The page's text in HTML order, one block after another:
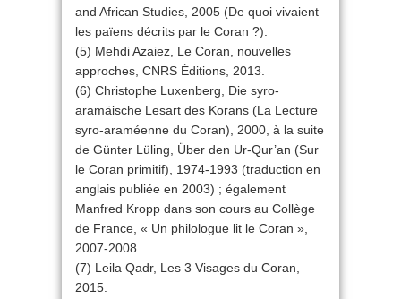
and African Studies, 2005 (De quoi vivaient
les païens décrits par le Coran ?).
(5) Mehdi Azaiez, Le Coran, nouvelles
approches, CNRS Éditions, 2013.
(6) Christophe Luxenberg, Die syro-
aramäische Lesart des Korans (La Lecture
syro-araméenne du Coran), 2000, à la suite
de Günter Lüling, Über den Ur-Qur’an (Sur
le Coran primitif), 1974-1993 (traduction en
anglais publiée en 2003) ; également
Manfred Kropp dans son cours au Collège
de France, « Un philologue lit le Coran »,
2007-2008.
(7) Leila Qadr, Les 3 Visages du Coran,
2015.